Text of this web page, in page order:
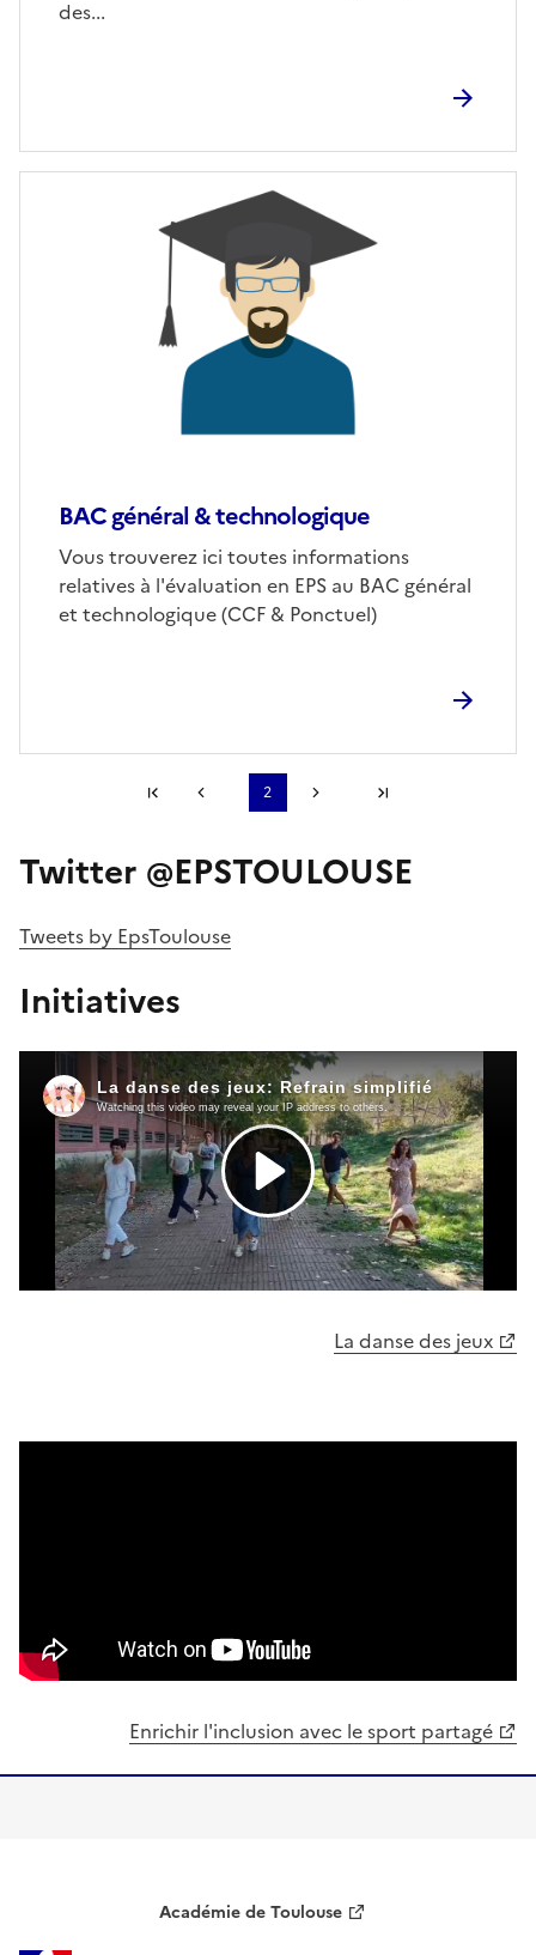
des...
BAC général & technologique
Vous trouverez ici toutes informations
relatives à l'évaluation en EPS au BAC général
et technologique (CCF & Ponctuel)
Première page
2
Page suivanteDernière page
S'abonner à Accordéon
Twitter @EPSTOULOUSE
Tweets by EpsToulouse
Initiatives
La danse des jeux
Enrichir l'inclusion avec le sport partagé
Académie de Toulouse